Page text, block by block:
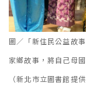
圖／「新住民公益故
家鄉故事，將自己母
（新北市立圖書館提供